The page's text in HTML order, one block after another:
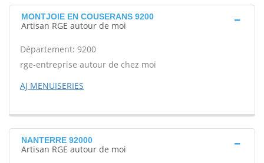
MONTJOIE EN COUSERANS 9200
Artisan RGE autour de moi
Département: 9200
rge-entreprise autour de chez moi
AJ MENUISERIES
NANTERRE 92000
Artisan RGE autour de moi